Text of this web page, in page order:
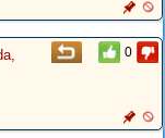
0